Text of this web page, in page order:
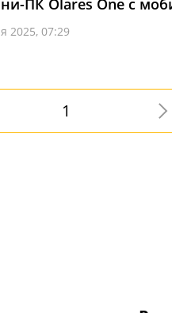
ПК Olares One с
2025, 07:29
1